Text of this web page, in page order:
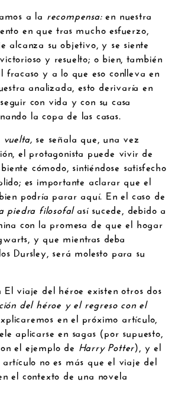
a la recompensa:en nuestra
en que tras mucho esfuerzo,
alcanza su objetivo, y se siente
y resuelto; o bien, también
fracaso y a lo que eso conlleva en
analizada, esto derivaría en
con vida y con su casa
la copa de las casas.
se señala que, una vez
el protagonista puede vivir de
cómodo, sintiéndose satisfecho
es importante aclarar que el
podría parar aquí. En el caso de
piedra filosofalasí sucede, debido a
con la promesa de que el hogar
y que mientras deba
Dursley, será molesto para su
El viaje del héroe existen otros dos
del héroe y el regreso con el
en el próximo artículo,
aplicarse en sagas (por supuesto,
el ejemplo de Harry Potter), y el
no es más que el viaje del
el contexto de una novela